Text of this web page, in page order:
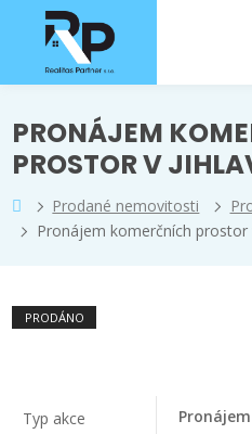
PRONÁJEM
PROSTOR V
Prodané nemovitosti
Pronájem komerčních prostor
PRODÁNO
Typ akce Pronájem